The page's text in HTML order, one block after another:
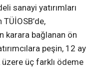
sanayi yatırımları
karara bağlanan ön
peşin, 12 ay
üç farklı ödeme